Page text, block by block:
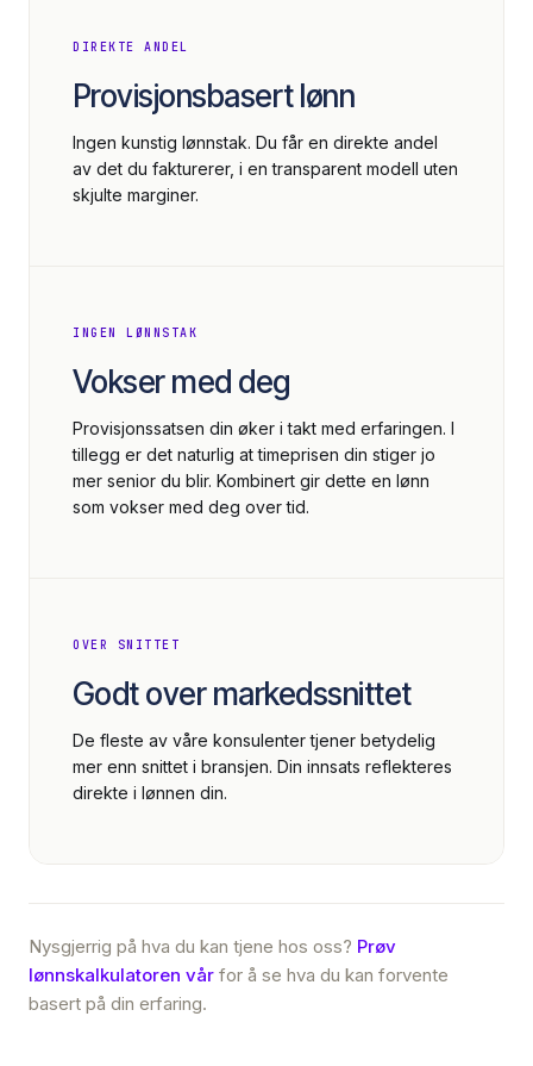
DIREKTE ANDEL
Provisjonsbasert lønn
Ingen kunstig lønnstak. Du får en direkte andel
av det du fakturerer, i en transparent modell uten
skjulte marginer.
INGEN LØNNSTAK
Vokser med deg
Provisjonssatsen din øker i takt med erfaringen. I
tillegg er det naturlig at timeprisen din stiger jo
mer senior du blir. Kombinert gir dette en lønn
som vokser med deg over tid.
OVER SNITTET
Godt over markedssnittet
De fleste av våre konsulenter tjener betydelig
mer enn snittet i bransjen. Din innsats reflekteres
direkte i lønnen din.
Nysgjerrig på hva du kan tjene hos oss? Prøv
lønnskalkulatoren vår for å se hva du kan forvente
basert på din erfaring.